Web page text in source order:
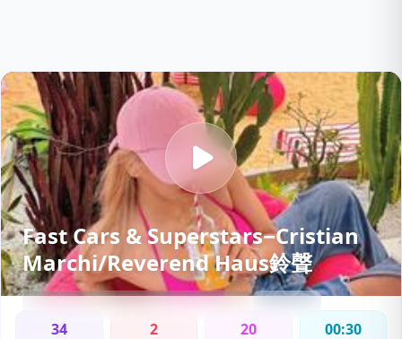
Fast Cars & Superstars−Cristian
Marchi/Reverend Haus鈴聲
Cristian Marchi,Reverend Haus
34 2 20 00:30